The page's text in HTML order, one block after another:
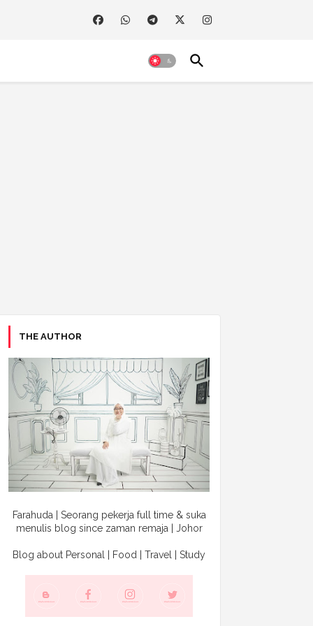
THE AUTHOR
Farahuda | Seorang pekerja full time & suka
menulis blog since zaman remaja | Johor
Blog about Personal | Food | Travel | Study